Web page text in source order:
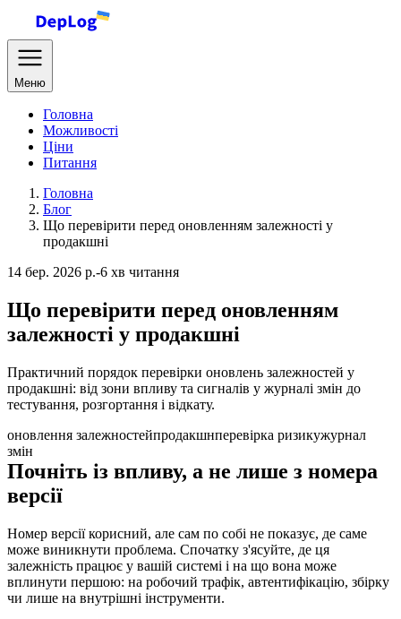
Меню
Головна
Можливості
Ціни
Питання
Головна
Блог
Що перевірити перед оновленням залежності у
продакшні
14 бер. 2026 р.-6 хв читання
Що перевірити перед оновленням
залежності у продакшні
Практичний порядок перевірки оновлень залежностей у
продакшні: від зони впливу та сигналів у журналі змін до
тестування, розгортання і відкату.
оновлення залежностейпродакшнперевірка ризикужурнал
змін
Почніть із впливу, а не лише з номера
версії
Номер версії корисний, але сам по собі не показує, де саме
може виникнути проблема. Спочатку з'ясуйте, де ця
залежність працює у вашій системі і на що вона може
вплинути першою: на робочий трафік, автентифікацію, збірку
чи лише на внутрішні інструменти.